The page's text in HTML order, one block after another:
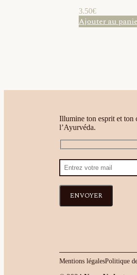
3.50€
Ajouter au
Illumine ton esprit et ton
l’Ayurvéda.
ENVOYER
Mentions légalesPolitique